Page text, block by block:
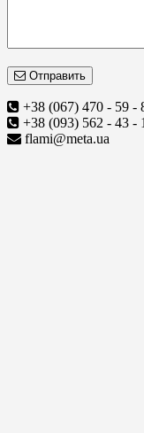
Отправить
+38 (067) 470 - 59 -
+38 (093) 562 - 43 -
flami@meta.ua